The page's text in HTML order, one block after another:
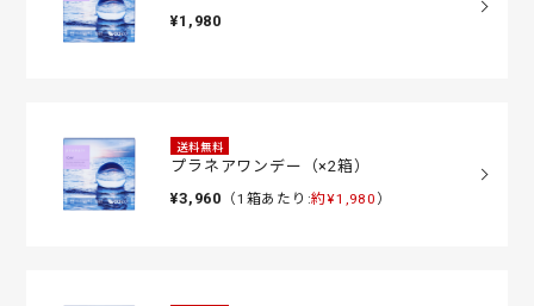
¥1,980
送料無料
プラネアワンデー（×2箱）
¥3,960 （1箱あたり:約¥1,980 ）